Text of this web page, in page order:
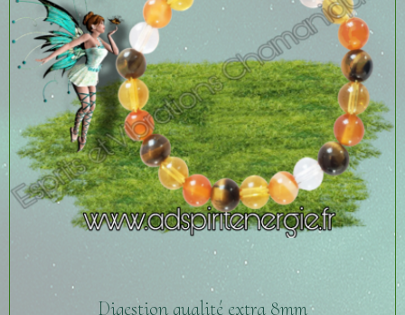
Digestion qualité extra 8mm